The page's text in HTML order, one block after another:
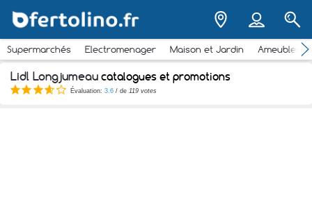
Supermarchés Electromenager Maison et Jardin
Lidl Longjumeau catalogues et promotions
Évaluation: 3.6 / de 119 votes